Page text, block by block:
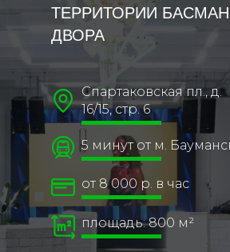
ТЕРРИТОРИИ
ДВОРА
Спартаковская пл., д.
16/15, стр. 6
5 минут от м.
от 8 000 р. в час
площадь: 800 м²